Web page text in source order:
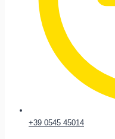
+39 0545 45014